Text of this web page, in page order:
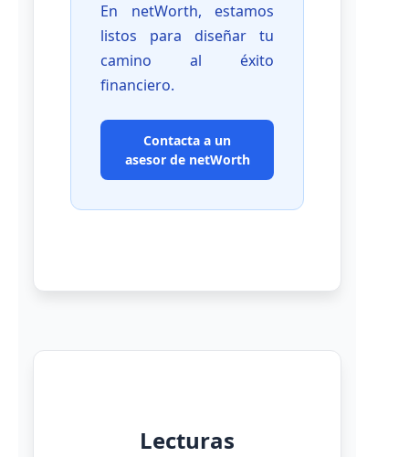
En netWorth, estamos
listos para diseñar tu
camino al éxito
financiero.
Contacta a un
asesor de netWorth
Lecturas